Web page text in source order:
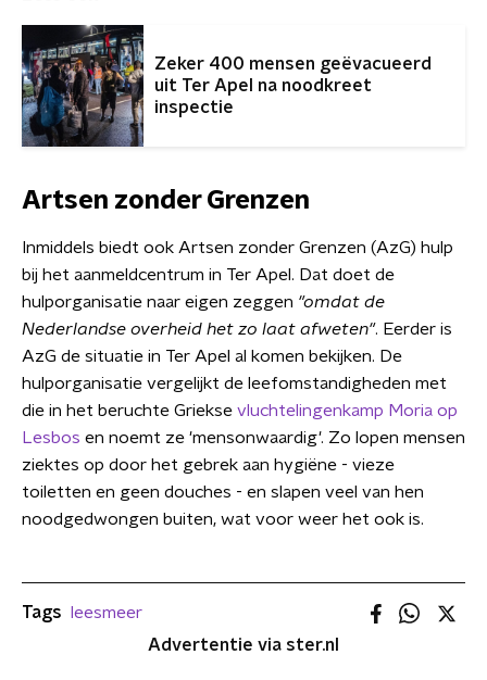
Zeker 400 mensen geëvacueerd
uit Ter Apel na noodkreet
inspectie
Artsen zonder Grenzen
Inmiddels biedt ook Artsen zonder Grenzen (AzG) hulp
bij het aanmeldcentrum in Ter Apel. Dat doet de
hulporganisatie naar eigen zeggen "omdat de
Nederlandse overheid het zo laat afweten". Eerder is
AzG de situatie in Ter Apel al komen bekijken. De
hulporganisatie vergelijkt de leefomstandigheden met
die in het beruchte Griekse vluchtelingenkamp Moria op
Lesbos en noemt ze 'mensonwaardig'. Zo lopen mensen
ziektes op door het gebrek aan hygiëne - vieze
toiletten en geen douches - en slapen veel van hen
noodgedwongen buiten, wat voor weer het ook is.
Tags
leesmeer
Advertentie via ster.nl